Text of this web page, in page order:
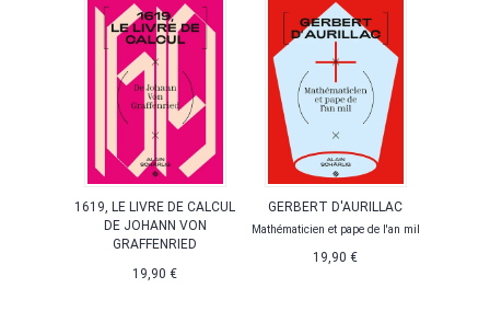
1619, LE LIVRE DE CALCUL
DE JOHANN VON
GRAFFENRIED
19,90 €
GERBERT D'AURILLAC
Mathématicien et pape de l'an mil
19,90 €